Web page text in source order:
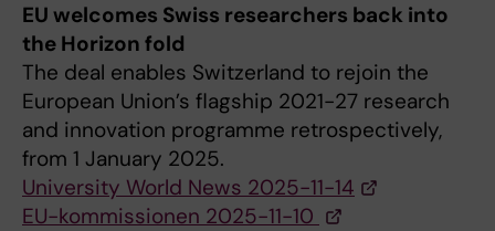
EU welcomes Swiss researchers back into
the Horizon fold
The deal enables Switzerland to rejoin the
European Union’s flagship 2021-27 research
and innovation programme retrospectively,
from 1 January 2025.
University World News 2025-11-14
EU-kommissionen 2025-11-10